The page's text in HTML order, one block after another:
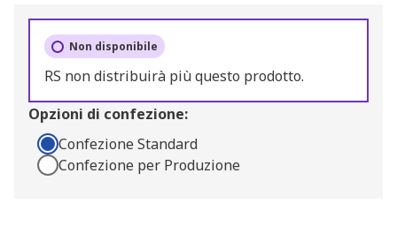
Non disponibile
RS non distribuirà più questo prodotto.
Opzioni di confezione:
Confezione Standard
Confezione per Produzione